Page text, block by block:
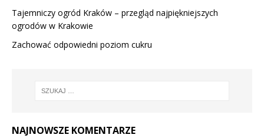
Tajemniczy ogród Kraków – przegląd najpiękniejszych
ogrodów w Krakowie
Zachować odpowiedni poziom cukru
NAJNOWSZE KOMENTARZE